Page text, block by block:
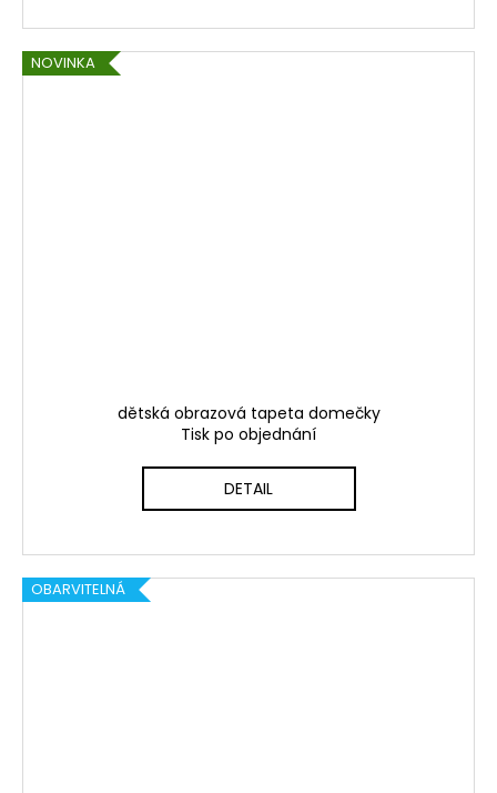
NOVINKA
dětská obrazová tapeta domečky
Tisk po objednání
DETAIL
OBARVITELNÁ